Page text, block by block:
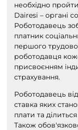
необхідно
Dairesi – органі
Роботодавець
платник
першого
роботодавця
присвоєнням
страхування.
Роботодавець
ставка яких
плати та
Також